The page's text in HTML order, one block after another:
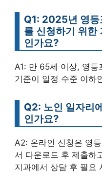
Q1: 2025년 영등
를 신청하기 위한
인가요?
A1: 만 65세 이상, 영등
기준이 일정 수준 이하
Q2: 노인 일자리
인가요?
A2: 온라인 신청은 영
서 다운로드 후 제출하
지과에서 상담 후 필요